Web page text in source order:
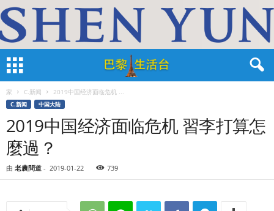
家 C.新闻 2019中国经济面临危机 ...
C.新闻 中国大陆
2019中国经济面临危机 習李打算怎
麼過？
由 老農問道 - 2019-01-22 739